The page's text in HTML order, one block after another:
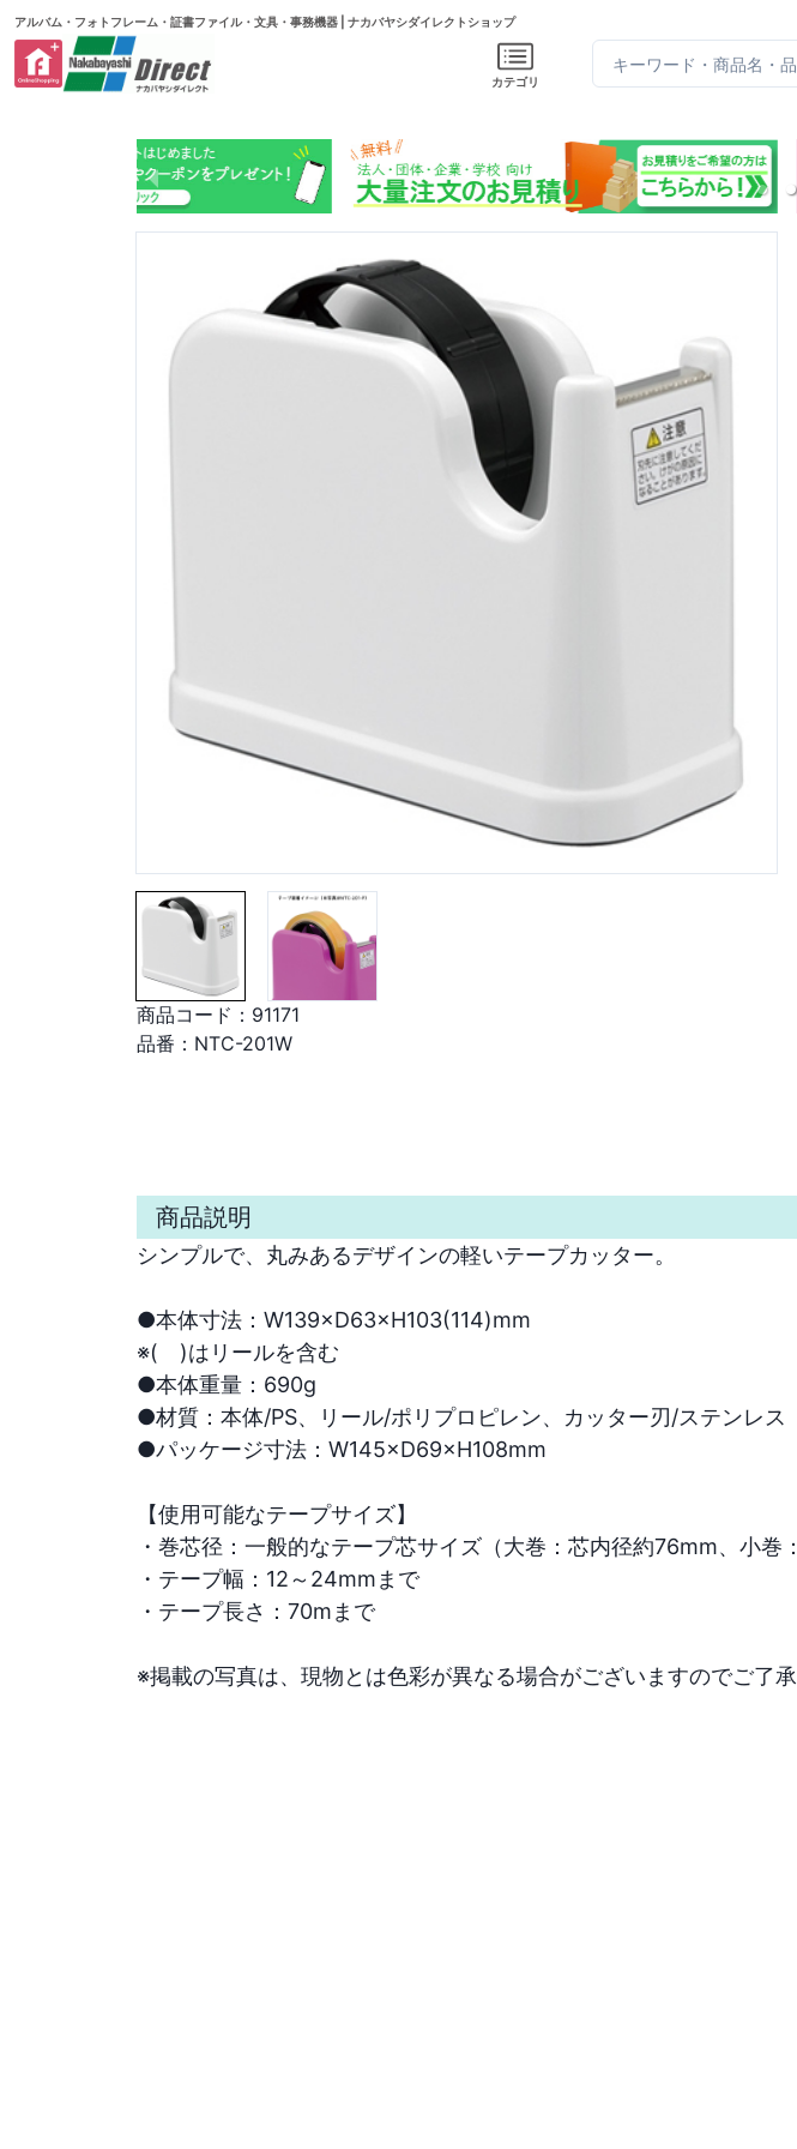
アルバム・フォトフレーム・証書ファイル・文具・事務機器 | ナカバヤシダイレクトショップ
カテゴリ
商品コード： 91171
品番： NTC-201W
商品説明
シンプルで、丸みあるデザインの軽いテープカッター。
●本体寸法：W139×D63×H103(114)mm
※(　)はリールを含む
●本体重量：690g
●材質：本体/PS、リール/ポリプロピレン、カッター刃/ステンレス
●パッケージ寸法：W145×D69×H108mm
【使用可能なテープサイズ】
・巻芯径：一般的なテープ芯サイズ（大巻：芯内径約76mm、小巻
・テープ幅：12～24mmまで
・テープ長さ：70mまで
※掲載の写真は、現物とは色彩が異なる場合がございますのでご了承